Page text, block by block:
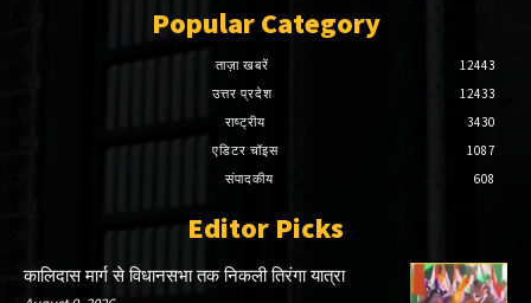
Popular Category
ताज़ा खबरें
12443
उत्तर प्रदेश
12433
राष्ट्रीय
3430
एडिटर चॉइस
1087
संपादकीय
608
Editor Picks
कालिदास मार्ग से विधानसभा तक निकली तिरंगा यात्रा